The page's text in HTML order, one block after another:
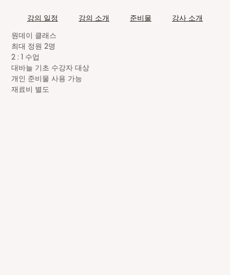
강의 일정 강의 소개 준비물
강사 소개
원데이 클래스
최대 정원 2명
2 : 1 수업
대바늘 기초 수강자 대상
개인 준비물 사용 가능
재료비 별도